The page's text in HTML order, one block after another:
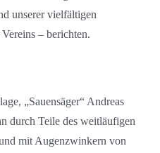
unserer vielfältigen
– berichten.
„Sauensäger“ Andreas
durch Teile des weitläufigen
mit Augenzwinkern von